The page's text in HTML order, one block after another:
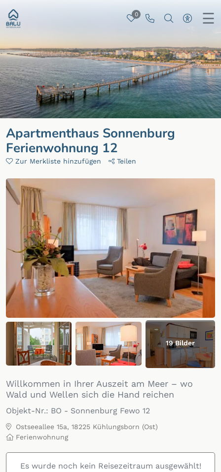
0
MerklisteRufen Sie uns
Nach
Zur☰
Apartmenthaus Sonnenburg
Ferienwohnung 12
Zur Merkliste hinzufügen Teilen
19Bilder
Willkommen in Ihrer Auszeit am Meer – wo
Wald und Wellen sich die Hand reichen
Objekt-Nr.: BO - Sonnenburg Fewo 12
Ostseeallee 15a, 18225 Kühlungsborn (Ost)
Ferienwohnung
Es wurde noch kein Reisezeitraum ausgewählt!